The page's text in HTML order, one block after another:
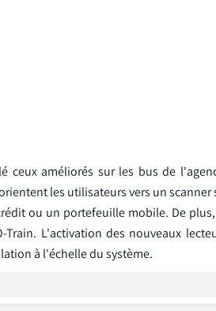
ceux améliorés sur les bus de
les utilisateurs vers un scanner
ou un portefeuille mobile. De
L'activation des nouveaux
à l'échelle du système.